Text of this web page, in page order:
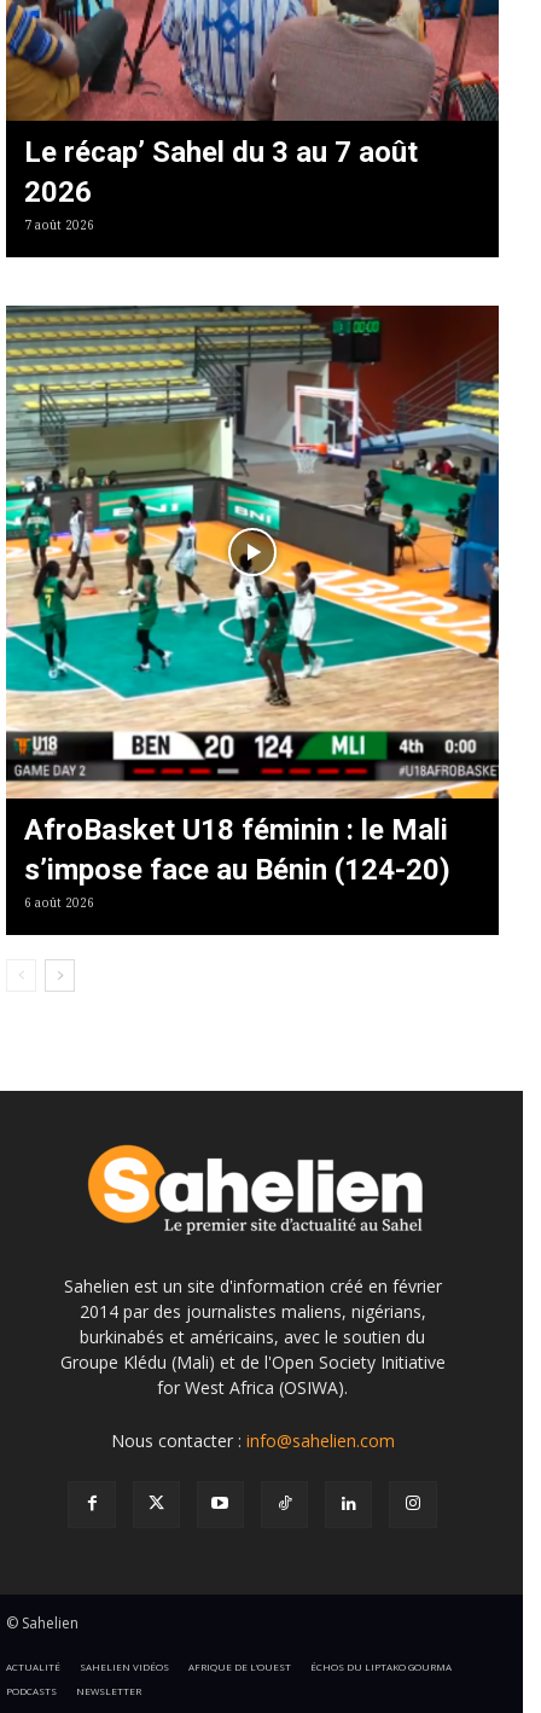
Le récap’ Sahel du 3 au 7 août
2026
7 août 2026
AfroBasket U18 féminin : le Mali
s’impose face au Bénin (124-20)
6 août 2026
Sahelien est un site d'information créé en février
2014 par des journalistes maliens, nigérians,
burkinabés et américains, avec le soutien du
Groupe Klédu (Mali) et de l'Open Society Initiative
for West Africa (OSIWA).
Nous contacter : info@sahelien.com
© Sahelien
ACTUALITÉ SAHELIEN VIDÉOS AFRIQUE DE L’OUEST
ÉCHOS DU LIPTAKO GOURMA
PODCASTS
NEWSLETTER